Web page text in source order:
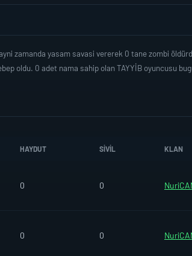
zamanda yasam savasi vererek 0 tane zombi
oldu. 0 adet nama sahip olan TAYYİB oyuncusu
HAYDUT SIVIL KLAN
0 0
0 0